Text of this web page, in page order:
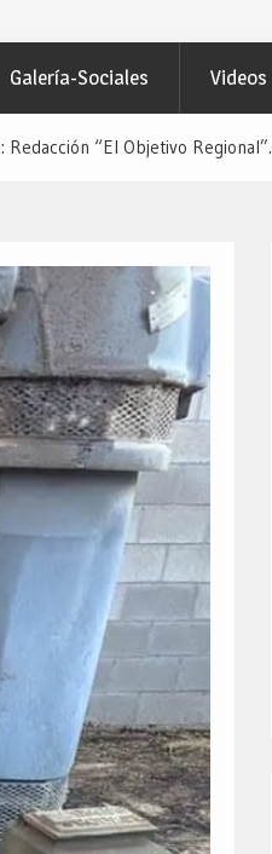
Galería-Sociales Videos
“El Objetivo Regional”.